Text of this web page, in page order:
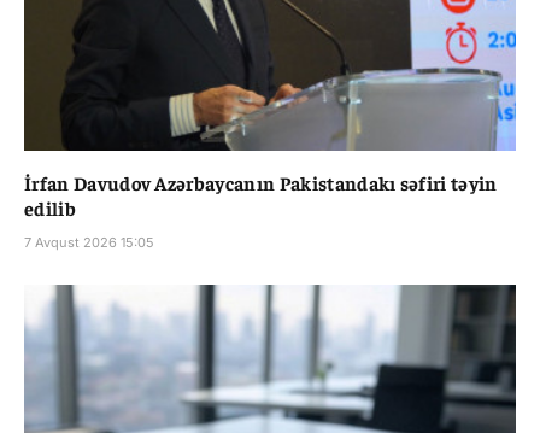
İrfan Davudov Azərbaycanın Pakistandakı səfiri təyin
edilib
7 Avqust 2026 15:05